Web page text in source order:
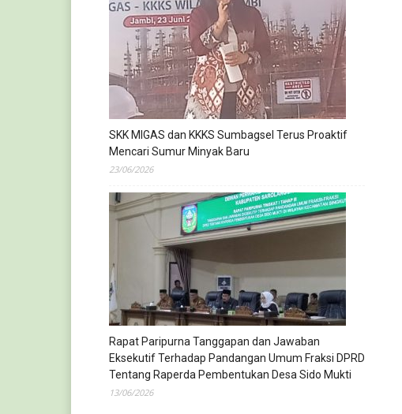
SKK MIGAS dan KKKS Sumbagsel Terus Proaktif
Mencari Sumur Minyak Baru
23/06/2026
Rapat Paripurna Tanggapan dan Jawaban
Eksekutif Terhadap Pandangan Umum Fraksi DPRD
Tentang Raperda Pembentukan Desa Sido Mukti
13/06/2026